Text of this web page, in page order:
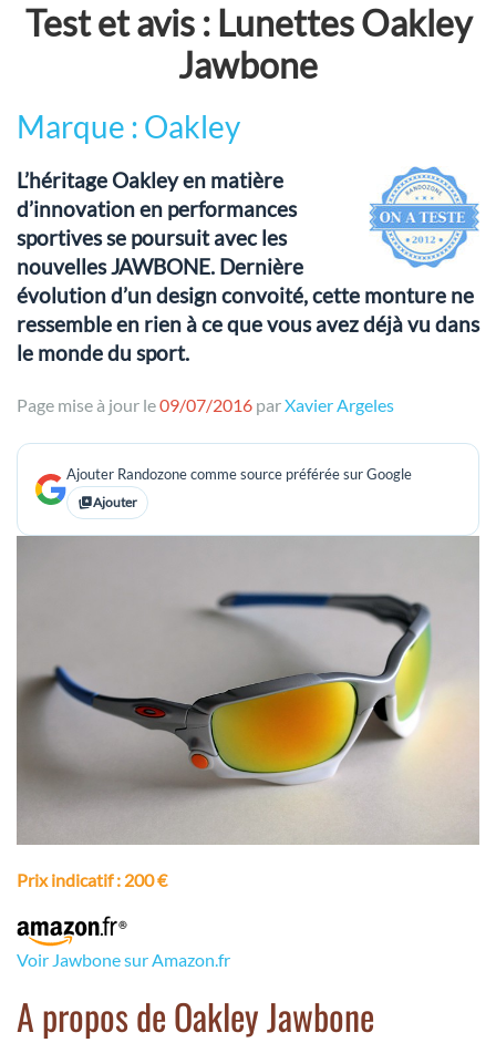
Test et avis : Lunettes Oakley
Jawbone
Marque : Oakley
L’héritage Oakley en matière
d’innovation en performances
sportives se poursuit avec les
nouvelles JAWBONE. Dernière
évolution d’un design convoité, cette monture ne
ressemble en rien à ce que vous avez déjà vu dans
le monde du sport.
Page mise à jour le09/07/2016 parXavier Argeles
Ajouter Randozone comme source préférée sur Google
Ajouter
Prix indicatif: 200 €
Voir Jawbone sur Amazon.fr
A propos de Oakley Jawbone